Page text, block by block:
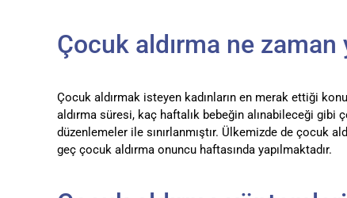
Çocuk aldırma ne zaman
Çocuk aldırmak isteyen kadınların en merak ettiği
aldırma süresi, kaç haftalık bebeğin alınabileceği gibi
düzenlemeler ile sınırlanmıştır. Ülkemizde de çocuk
geç çocuk aldırma onuncu haftasında yapılmaktadır.